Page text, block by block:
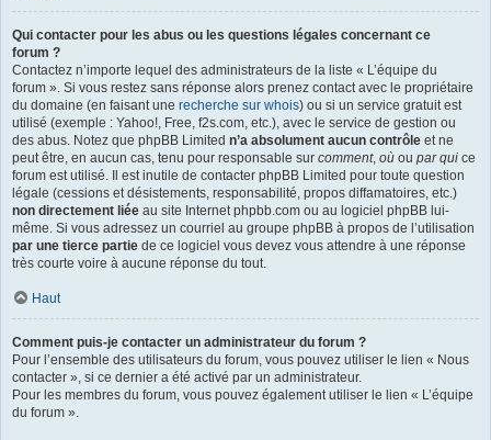
Qui contacter pour les abus ou les questions légales concernant ce
forum ?
Contactez n’importe lequel des administrateurs de la liste « L’équipe du
forum ». Si vous restez sans réponse alors prenez contact avec le propriétaire
du domaine (en faisant une recherche sur whois) ou si un service gratuit est
utilisé (exemple : Yahoo!, Free, f2s.com, etc.), avec le service de gestion ou
des abus. Notez que phpBB Limited n’a absolument aucun contrôle et ne
peut être, en aucun cas, tenu pour responsable sur comment, où ou par qui ce
forum est utilisé. Il est inutile de contacter phpBB Limited pour toute question
légale (cessions et désistements, responsabilité, propos diffamatoires, etc.)
non directement liée au site Internet phpbb.com ou au logiciel phpBB lui-
même. Si vous adressez un courriel au groupe phpBB à propos de l’utilisation
par une tierce partie de ce logiciel vous devez vous attendre à une réponse
très courte voire à aucune réponse du tout.
Haut
Comment puis-je contacter un administrateur du forum ?
Pour l’ensemble des utilisateurs du forum, vous pouvez utiliser le lien « Nous
contacter », si ce dernier a été activé par un administrateur.
Pour les membres du forum, vous pouvez également utiliser le lien « L’équipe
du forum ».